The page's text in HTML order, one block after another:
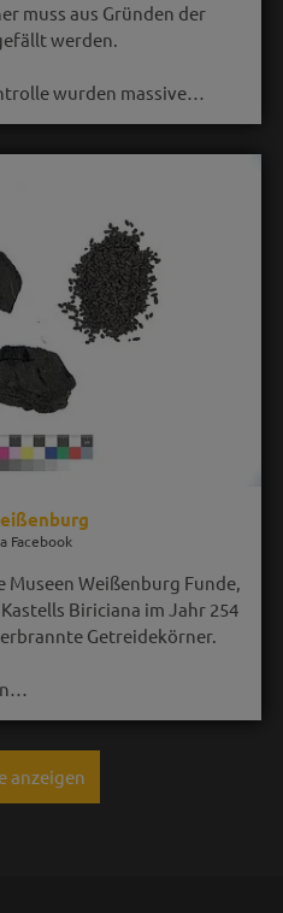
muss aus Gründen der
werden.
wurden massive…
Facebook
Weißenburg Funde,
Biriciana im Jahr 254
Getreidekörner.
anzeigen